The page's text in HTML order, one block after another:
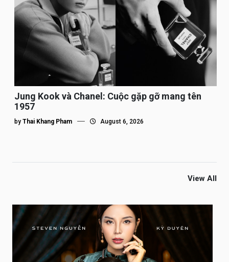
Jung Kook và Chanel: Cuộc gặp gỡ mang tên
1957
by Thai Khang Pham August 6, 2026
View All